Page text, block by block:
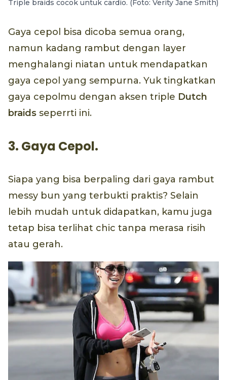
Triple braids cocok untuk cardio. (Foto: Verity Jane Smith)
Gaya cepol bisa dicoba semua orang,
namun kadang rambut dengan layer
menghalangi niatan untuk mendapatkan
gaya cepol yang sempurna. Yuk tingkatkan
gaya cepolmu dengan aksen triple Dutch
braids seperrti ini.
3. Gaya Cepol.
Siapa yang bisa berpaling dari gaya rambut
messy bun yang terbukti praktis? Selain
lebih mudah untuk didapatkan, kamu juga
tetap bisa terlihat chic tanpa merasa risih
atau gerah.